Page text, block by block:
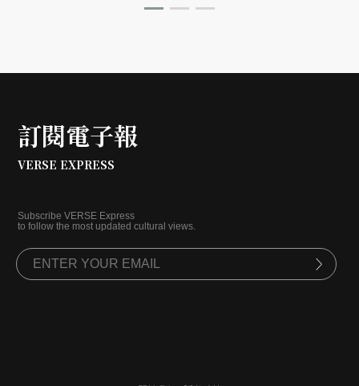
訂閱電子報
VERSE EXPRESS
Subscribe VERSE Express
to follow the most updated cultural views.